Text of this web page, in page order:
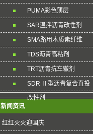
PUMA彩色薄层
SAR温拌沥青改性剂
SMA路用木质素纤维
TDS沥青高粘剂
TRT沥青抗车辙剂
SDR Ⅱ型沥青复合直投
改性剂
新闻资讯
红红火火迎国庆